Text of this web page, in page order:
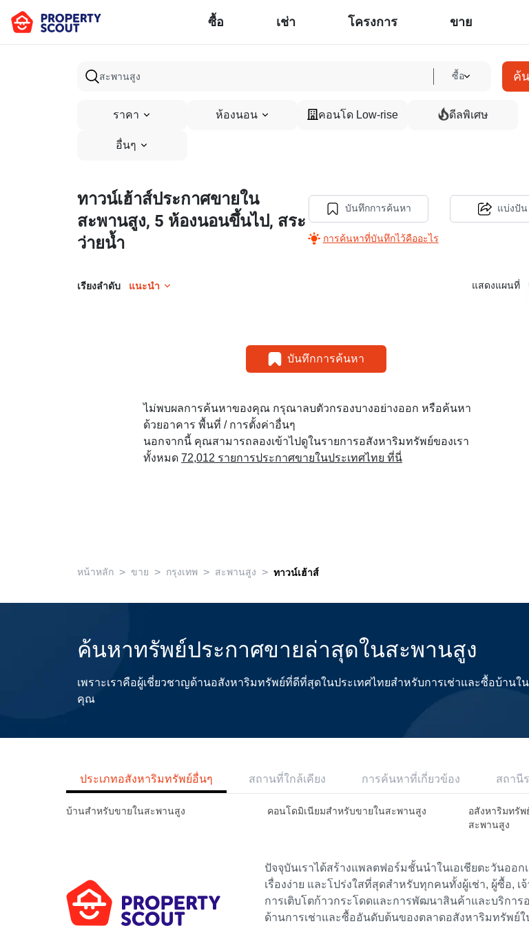
ซื้อ เช่า โครงการ ขาย
ซื้อ ค้
ราคา ห้องนอน คอนโด Low-rise ดีลพิเศษ
อื่นๆ
ทาวน์เฮ้าส์ประกาศขายใน
สะพานสูง, 5 ห้องนอนขึ้นไป, สระ
ว่ายน้ำ
บันทึกการค้นหา
การค้นหาที่บันทึกไว้คืออะไร
แบ่งปัน
เรียงลำดับ แนะนำ แสดงแผนที่
บันทึกการค้นหา
ไม่พบผลการค้นหาของคุณ กรุณาลบตัวกรองบางอย่างออก หรือค้นหา
ด้วยอาคาร พื้นที่ / การตั้งค่าอื่นๆ
นอกจากนี้ คุณสามารถลองเข้าไปดูในรายการอสังหาริมทรัพย์ของเรา
ทั้งหมด 72,012 รายการประกาศขายในประเทศไทย ที่นี่
หน้าหลัก > ขาย > กรุงเทพ > สะพานสูง > ทาวน์เฮ้าส์
ค้นหาทรัพย์ประกาศขายล่าสุดในสะพานสูง
เพราะเราคือผู้เชี่ยวชาญด้านอสังหาริมทรัพย์ที่ดีที่สุดในประเทศไทยสำหรับการเช่าและซื้อบ้านใ
คุณ
ประเภทอสังหาริมทรัพย์อื่นๆ สถานที่ใกล้เคียง การค้นหาที่เกี่ยวข้อง สถานี
บ้านสำหรับขายในสะพานสูง คอนโดมิเนียมสำหรับขายในสะพานสูง
อสังหาริมทรั
สะพานสูง
ปัจจุบันเราได้สร้างแพลตฟอร์มชั้นนำในเอเชียตะวันออ
เรื่องง่าย และโปร่งใสที่สุดสำหรับทุกคนทั้งผู้เช่า, ผู้ซื้อ,
การเติบโตก้าวกระโดดและการพัฒนาสินค้าและบริกา
ด้านการเช่าและซื้ออันดับต้นของตลาดอสังหาริมทรัพย์ใ